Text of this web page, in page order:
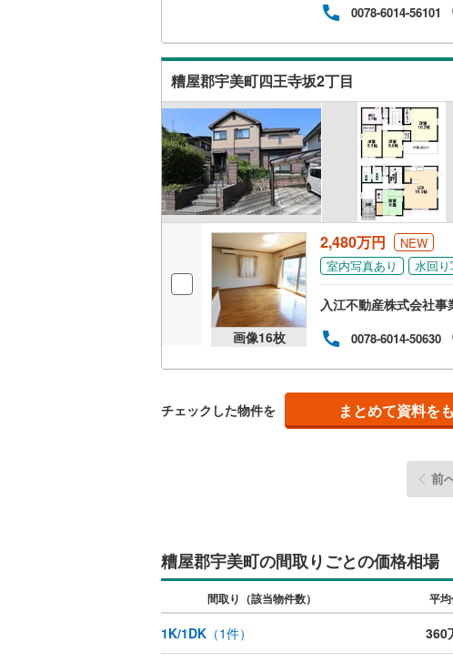
0078-6014-56101
糟屋郡宇美町四王寺坂2丁目
画像16枚
2,480万円
NEW
室内写真あり
水回り
入江不動産株式会社
0078-6014-50630
チェックした物件を まとめて資料を
前
糟屋郡宇美町の間取りごとの価格相場
間取り（該当物件数） 平
1K/1DK （1件） 360
ウォークインク
（2）
バルコニー、庭
ウッドデッキあり
構造・規模・施工
耐震、免震、制
（0）
オンライン対応
オンライン内見